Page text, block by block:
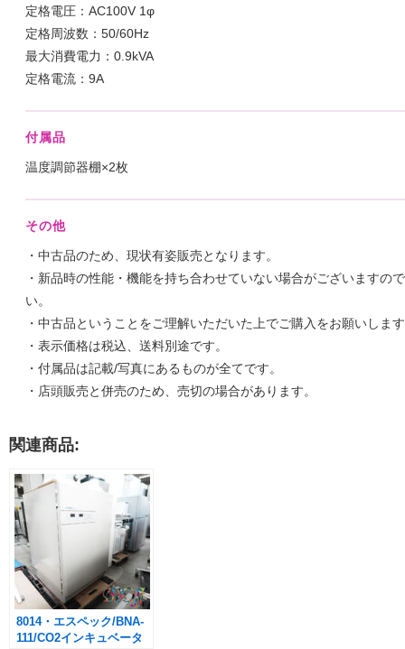
定格電圧：AC100V 1φ
定格周波数：50/60Hz
最大消費電力：0.9kVA
定格電流：9A
付属品
温度調節器棚×2枚
その他
・中古品のため、現状有姿販売となります。
・新品時の性能・機能を持ち合わせていない場合がございますの
い。
・中古品ということをご理解いただいた上でご購入をお願いしま
・表示価格は税込、送料別途です。
・付属品は記載/写真にあるものが全てです。
・店頭販売と併売のため、売切の場合があります。
関連商品:
8014・エスペック/BNA-
111/CO2インキュベータ